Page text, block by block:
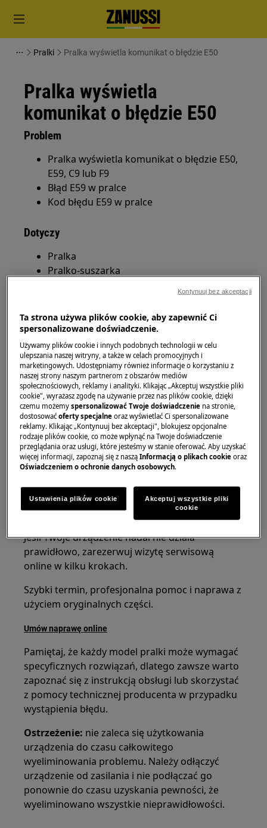
Pralki Pralka wyświetla komunikat o błędzie E50
Pralka wyświetla
komunikat o błędzie E50
Problem
Pralka wyświetla komunikat o błędzie E50,
E59, C9 lub F9
Błąd E59 w pralce
Kod błędu E59 w pralce
Dotyczy
Pralka
Pralko-suszarka
Kody błędu E50, E59, C9 lub F9 w pralkach oraz
pralko-suszarkach Electrolux często są
wynikiem przeładowania bębna i wymagają
uwagi użytkownika.
Sprawdź, czy bęben pralki nie jest
przeładowany. Nadmiar prania może prowadzić
do błędu E59. Upewnij się, że ilość ubrań jest
zgodna z wytycznymi dotyczącymi
maksymalnego obciążenia pralki. Dokładne
informacje na temat maksymalnego załadunku
.
Jeśli Twoje urządzenie nadal nie działa
prawidłowo, zarezerwuj wizytę serwisową
online w kilku krokach.
Szybki termin, profesjonalna pomoc i naprawa z
użyciem oryginalnych części.
Umów naprawę online
Pamiętaj, że każdy model pralki może wymagać
specyficznych rozwiązań, dlatego zawsze warto
zapoznać się z instrukcją obsługi lub skorzystać
z pomocy technicznej producenta w przypadku
wystąpienia błędu.
Ostrzeżenie: nie zaleca się użytkowania
urządzenia do czasu całkowitego
wyeliminowania problemu. Należy odłączyć
urządzenie od zasilania i nie podłączać go
ponownie do czasu uzyskania pewności, że
wyeliminowano wszystkie nieprawidłowości.
Ta strona używa plików cookie, aby zapewnić Ci
spersonalizowane doświadczenie.
Używamy plików cookie i innych podobnych technologii w celu
ulepszania naszej witryny, a także w celach promocyjnych i
marketingowych. Udostępniamy również informacje o korzystaniu z
naszej strony naszym partnerom z obszarów mediów
społecznościowych, reklamy i analityki. Klikając „Akceptuj wszystkie pliki
cookie", wyrażasz zgodę na używanie przez nas plików cookie, dzięki
czemu możemyspersonalizować Twoje doświadczenie na stronie,
dostosowaćoferty specjalne oraz wyświetlać Ci spersonalizowane
reklamy. Klikając „Kontynuuj bez akceptacji", blokujesz opcjonalne
rodzaje plików cookie, co może wpłynąć na Twoje doświadczenie
przeglądania oraz usługi, które jesteśmy w stanie oferować. Aby uzyskać
więcej informacji, zapoznaj się z nasząInformacją o plikach cookie oraz
Oświadczeniem o ochronie danych osobowych.
Ustawienia plików cookie
Akceptuj wszystkie pliki
cookie
Kontynuuj bez akceptacji